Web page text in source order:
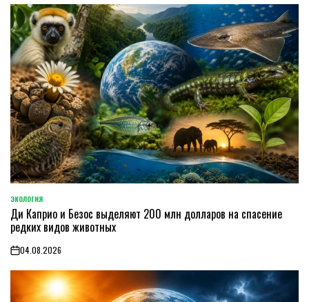
POSTED
IN
ЭКОЛОГИЯ
Ди Каприо и Безос выделяют 200 млн долларов на спасение
редких видов животных
on04.08.2026